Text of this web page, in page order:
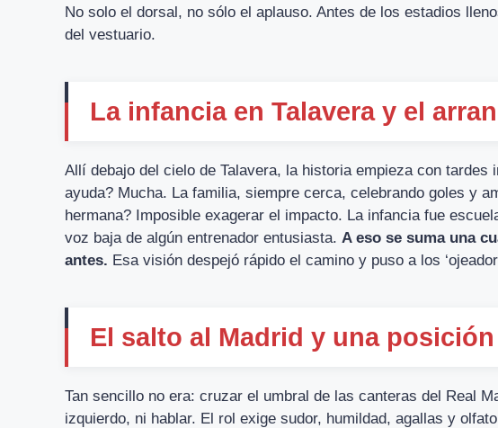
No solo el dorsal, no sólo el aplauso. Antes de los estadios
del vestuario.
La infancia en Talavera y el
Allí debajo del cielo de Talavera, la historia empieza con
ayuda? Mucha. La familia, siempre cerca, celebrando goles y
hermana? Imposible exagerar el impacto. La infancia fue
voz baja de algún entrenador entusiasta. A eso se suma una
antes. Esa visión despejó rápido el camino y puso a los
El salto al Madrid y una
Tan sencillo no era: cruzar el umbral de las canteras del Real
izquierdo, ni hablar. El rol exige sudor, humildad, agallas y